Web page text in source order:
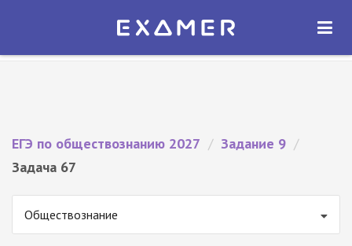
Экзамер — ЕГЭ 2027
ОТКРЫТЬ
ЕГЭ по обществознанию 2027 / Задание 9 /
Задача 67
Обществознание